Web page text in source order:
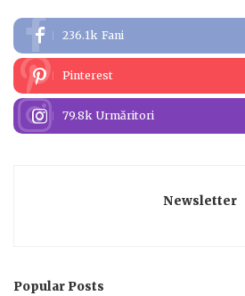
236.1k Fani
Pinterest
79.8k Urmăritori
Newsletter
Popular Posts